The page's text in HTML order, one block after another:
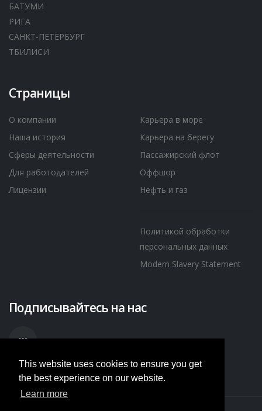
This website uses cookies to ensure you get
the best experience on our website.
Learn more
БАТУМИ
РИГА
САНКТ-ПЕТЕРБУРГ
ТБИЛИСИ
Страницы
О компании
Наша история
Сферы деятельности
Для работодателей
Лицензии
Карьера в море
Карьера на берегу
Пассажирский флот
Оффшор
Нефть и газ
Политикой обработки
персональных данных
Modern Slavery Statement
Подписывайтесь на нас